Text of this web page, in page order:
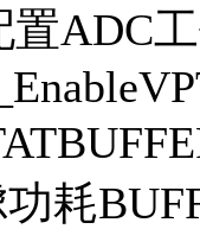
工作
耗